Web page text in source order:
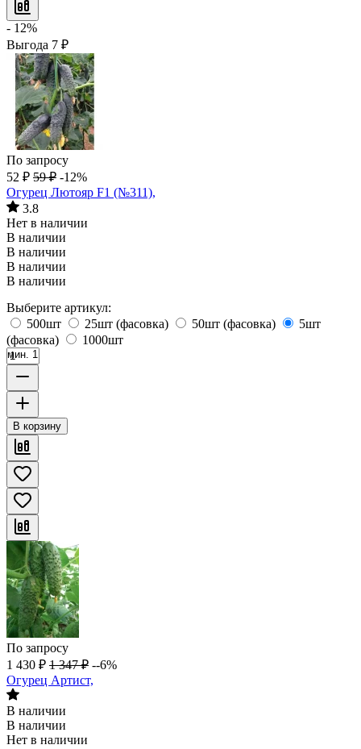
- 12%
Выгода 7 ₽
По запросу
52 ₽ 59 ₽ -12%
Огурец Лютояр F1 (№311),
3.8
Нет в наличии
В наличии
В наличии
В наличии
В наличии
Выберите артикул:
500шт
25шт (фасовка) 50шт (фасовка)
5шт
(фасовка)
1000шт
мин. 1
В корзину
По запросу
1 430 ₽ 1 347 ₽ --6%
Огурец Артист,
В наличии
В наличии
Нет в наличии